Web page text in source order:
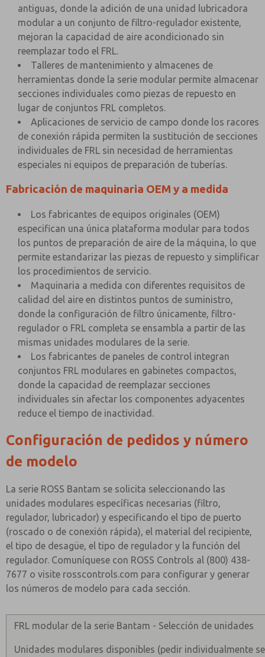
antiguas, donde la adición de una unidad lubricadora
modular a un conjunto de filtro-regulador existente,
mejoran la capacidad de aire acondicionado sin
reemplazar todo el FRL.
Talleres de mantenimiento y almacenes de
herramientas donde la serie modular permite almacenar
secciones individuales como piezas de repuesto en
lugar de conjuntos FRL completos.
Aplicaciones de servicio de campo donde los racores
de conexión rápida permiten la sustitución de secciones
individuales de FRL sin necesidad de herramientas
especiales ni equipos de preparación de tuberías.
Fabricación de maquinaria OEM y a medida
Los fabricantes de equipos originales (OEM)
especifican una única plataforma modular para todos
los puntos de preparación de aire de la máquina, lo que
permite estandarizar las piezas de repuesto y simplificar
los procedimientos de servicio.
Maquinaria a medida con diferentes requisitos de
calidad del aire en distintos puntos de suministro,
donde la configuración de filtro únicamente, filtro-
regulador o FRL completa se ensambla a partir de las
mismas unidades modulares de la serie.
Los fabricantes de paneles de control integran
conjuntos FRL modulares en gabinetes compactos,
donde la capacidad de reemplazar secciones
individuales sin afectar los componentes adyacentes
reduce el tiempo de inactividad.
Configuración de pedidos y número
de modelo
La serie ROSS Bantam se solicita seleccionando las
unidades modulares específicas necesarias (filtro,
regulador, lubricador) y especificando el tipo de puerto
(roscado o de conexión rápida), el material del recipiente,
el tipo de desagüe, el tipo de regulador y la función del
regulador. Comuníquese con ROSS Controls al (800) 438-
7677 o visite rosscontrols.com para configurar y generar
los números de modelo para cada sección.
FRL modular de la serie Bantam - Selección de unidades
Unidades modulares disponibles (pedir individualmente